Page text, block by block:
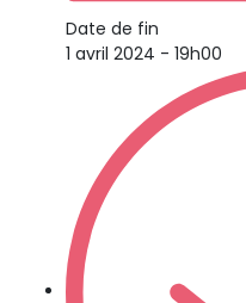
Date de fin
1 avril 2024 - 19h00